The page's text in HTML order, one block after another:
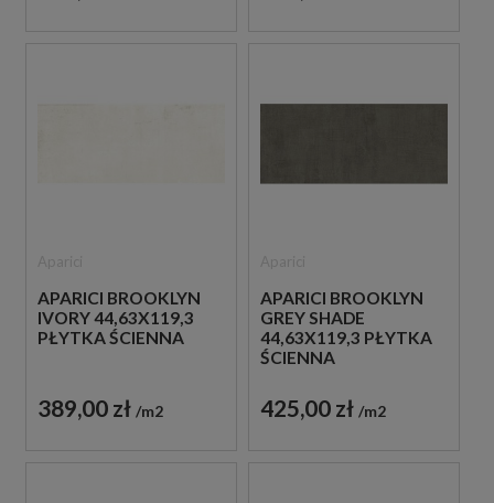
APARICI BROOKLYN
IVORY 44,63X119,3
PŁYTKA ŚCIENNA
389,00 zł m2
APARICI BROOKLYN
GREY SHADE
44,63X119,3 PŁYTKA
ŚCIENNA
425,00 zł m2